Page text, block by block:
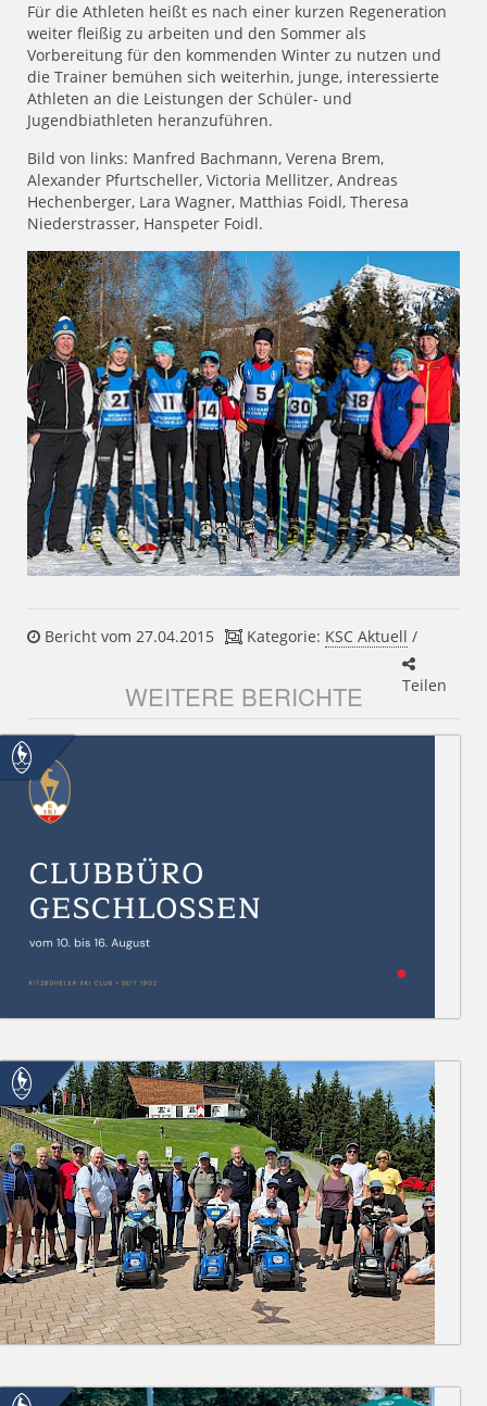
Für die Athleten heißt es nach einer kurzen Regeneration
weiter fleißig zu arbeiten und den Sommer als
Vorbereitung für den kommenden Winter zu nutzen und
die Trainer bemühen sich weiterhin, junge, interessierte
Athleten an die Leistungen der Schüler- und
Jugendbiathleten heranzuführen.
Bild von links: Manfred Bachmann, Verena Brem,
Alexander Pfurtscheller, Victoria Mellitzer, Andreas
Hechenberger, Lara Wagner, Matthias Foidl, Theresa
Niederstrasser, Hanspeter Foidl.
Bericht vom 27.04.2015 Kategorie: KSC Aktuell /
Teilen
WEITERE BERICHTE